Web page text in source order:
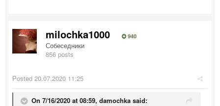
milochka1000 940
Собеседники
856 posts
Posted 20.07.2020 11:25
On 7/16/2020 at 08:59, damochka said: